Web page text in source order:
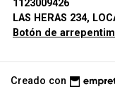
1123009426
LAS HERAS 234,
Botón de
Creado con